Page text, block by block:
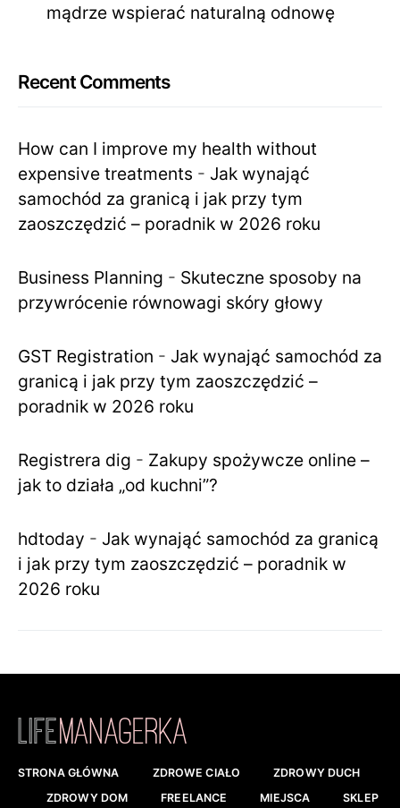
mądrze wspierać naturalną odnowę
Recent Comments
How can I improve my health without
expensive treatments - Jak wynająć
samochód za granicą i jak przy tym
zaoszczędzić – poradnik w 2026 roku
Business Planning - Skuteczne sposoby na
przywrócenie równowagi skóry głowy
GST Registration - Jak wynająć samochód za
granicą i jak przy tym zaoszczędzić –
poradnik w 2026 roku
Registrera dig - Zakupy spożywcze online –
jak to działa „od kuchni”?
hdtoday - Jak wynająć samochód za granicą
i jak przy tym zaoszczędzić – poradnik w
2026 roku
STRONA GŁÓWNA ZDROWE CIAŁO
ZDROWY DUCH
ZDROWY DOM
FREELANCE MIEJSCA SKLEP